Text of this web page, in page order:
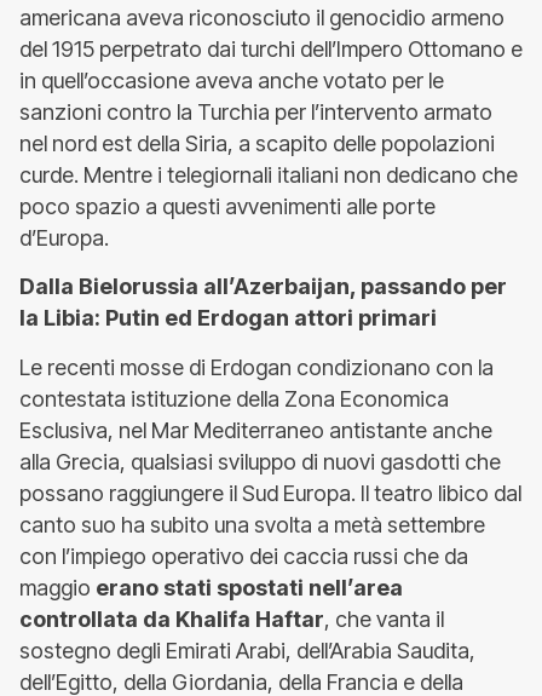
americana aveva riconosciuto il genocidio armeno
del 1915 perpetrato dai turchi dell’Impero Ottomano e
in quell’occasione aveva anche votato per le
sanzioni contro la Turchia per l’intervento armato
nel nord est della Siria, a scapito delle popolazioni
curde. Mentre i telegiornali italiani non dedicano che
poco spazio a questi avvenimenti alle porte
d’Europa.
Dalla Bielorussia all’Azerbaijan, passando per
la Libia: Putin ed Erdogan attori primari
Le recenti mosse di Erdogan condizionano con la
contestata istituzione della Zona Economica
Esclusiva, nel Mar Mediterraneo antistante anche
alla Grecia, qualsiasi sviluppo di nuovi gasdotti che
possano raggiungere il Sud Europa. Il teatro libico dal
canto suo ha subito una svolta a metà settembre
con l’impiego operativo dei caccia russi che da
maggio erano stati spostati nell’area
controllata da Khalifa Haftar, che vanta il
sostegno degli Emirati Arabi, dell’Arabia Saudita,
dell’Egitto, della Giordania, della Francia e della